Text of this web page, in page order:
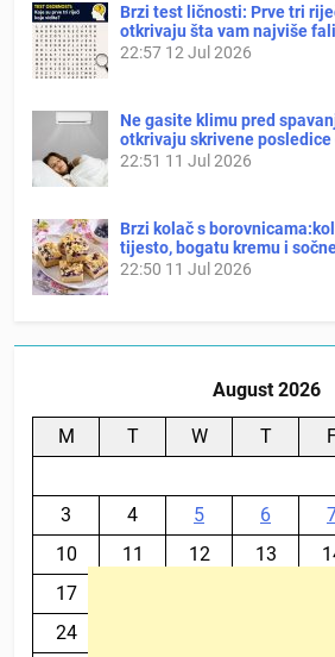
Brzi test ličnosti: Prve tri
otkrivaju šta vam najviše
22:57 12 Jul 2026
Ne gasite klimu pred
otkrivaju skrivene posledice
22:51 11 Jul 2026
Brzi kolač s
tijesto, bogatu kremu i
22:50 11 Jul 2026
August 2026
M T W T
3
4 5 6
10
11 12 13
17
24